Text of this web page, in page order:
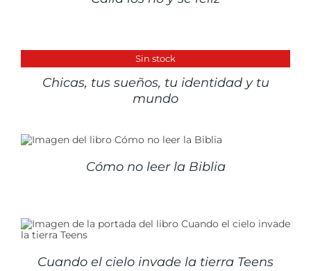
Sin stock
Chicas, tus sueños, tu identidad y tu
mundo
Cómo no leer la Biblia
Cuando el cielo invade la tierra Teens